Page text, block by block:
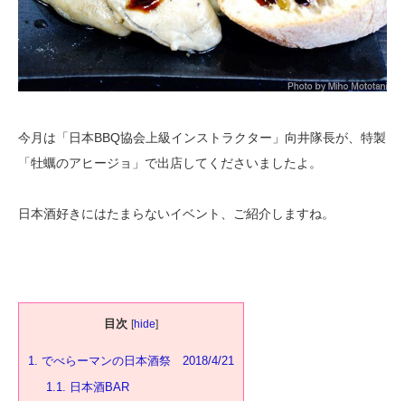
今月は「日本BBQ協会上級インストラクター」向井隊長が、特製
「牡蠣のアヒージョ」で出店してくださいましたよ。
日本酒好きにはたまらないイベント、ご紹介しますね。
目次 [hide]
1. でべらーマンの日本酒祭 2018/4/21
1.1. 日本酒BAR